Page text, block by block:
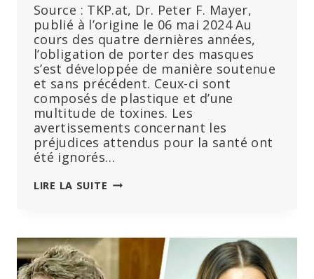
Source : TKP.at, Dr. Peter F. Mayer,
publié à l’origine le 06 mai 2024 Au
cours des quatre dernières années,
l’obligation de porter des masques
s’est développée de manière soutenue
et sans précédent. Ceux-ci sont
composés de plastique et d’une
multitude de toxines. Les
avertissements concernant les
préjudices attendus pour la santé ont
été ignorés…
LIRE LA SUITE NOUVELLE
À